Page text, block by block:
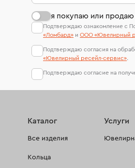
я покупаю или
Подтверждаю ознакомление с
«Ломбард» и ООО «Ювелирный
Подтверждаю согласия на
«Ювелирный ресейл-сервиc».
Подтверждаю согласие на
Каталог
Все изделия
Кольца
Услуги